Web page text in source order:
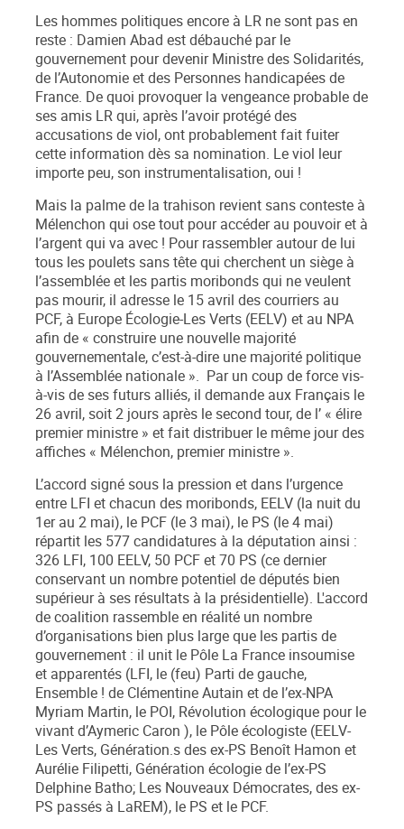
Les hommes politiques encore à LR ne sont pas en
reste : Damien Abad est débauché par le
gouvernement pour devenir Ministre des Solidarités,
de l’Autonomie et des Personnes handicapées de
France. De quoi provoquer la vengeance probable de
ses amis LR qui, après l’avoir protégé des
accusations de viol, ont probablement fait fuiter
cette information dès sa nomination. Le viol leur
importe peu, son instrumentalisation, oui !
Mais la palme de la trahison revient sans conteste à
Mélenchon qui ose tout pour accéder au pouvoir et à
l’argent qui va avec ! Pour rassembler autour de lui
tous les poulets sans tête qui cherchent un siège à
l’assemblée et les partis moribonds qui ne veulent
pas mourir, il adresse le 15 avril des courriers au
PCF, à Europe Écologie-Les Verts (EELV) et au NPA
afin de « construire une nouvelle majorité
gouvernementale, c’est-à-dire une majorité politique
à l’Assemblée nationale ». Par un coup de force vis-
à-vis de ses futurs alliés, il demande aux Français le
26 avril, soit 2 jours après le second tour, de l’ « élire
premier ministre » et fait distribuer le même jour des
affiches « Mélenchon, premier ministre ».
L’accord signé sous la pression et dans l’urgence
entre LFI et chacun des moribonds, EELV (la nuit du
1erau 2 mai), le PCF (le 3 mai), le PS (le 4 mai)
répartit les 577 candidatures à la députation ainsi :
326 LFI, 100 EELV, 50 PCF et 70 PS (ce dernier
conservant un nombre potentiel de députés bien
supérieur à ses résultats à la présidentielle). L'accord
de coalition rassemble en réalité un nombre
d’organisations bien plus large que les partis de
gouvernement : il unit le Pôle La France insoumise
et apparentés (LFI, le (feu) Parti de gauche,
Ensemble ! de Clémentine Autain et de l’ex-NPA
Myriam Martin, le POI, Révolution écologique pour le
vivantd’Aymeric Caron ), le Pôle écologiste (EELV-
Les Verts, Génération.sdes ex-PS Benoît Hamon et
Aurélie Filipetti, Génération écologiede l’ex-PS
Delphine Batho; Les Nouveaux Démocrates, des ex-
PS passés à LaREM), le PS et le PCF.